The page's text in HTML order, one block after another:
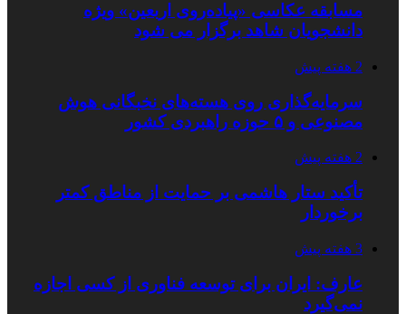
مسابقه عکاسی «پیاده‌روی اربعین» ویژه
دانشجویان شاهد برگزار می شود
2 هفته پیش
سرمایه‌گذاری روی هسته‌های نخبگانی هوش
مصنوعی و ۵ حوزه راهبردی کشور
2 هفته پیش
تأکید ستار هاشمی بر حمایت از مناطق کمتر
برخوردار
3 هفته پیش
عارف: ایران برای توسعه فناوری از کسی اجازه
نمی‌گیرد